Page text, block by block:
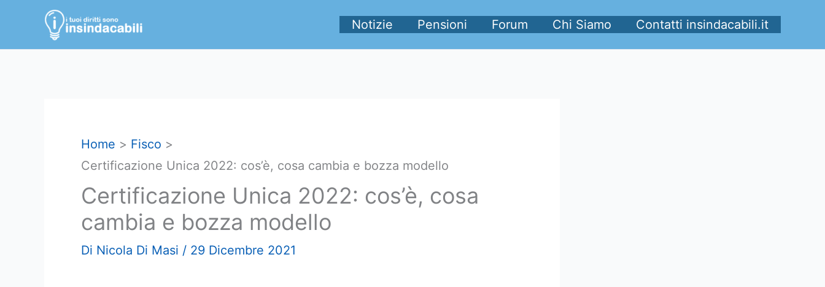
contenuto
Notizie Pensioni Forum Chi Siamo Contatti insindacabili.it
Home
Fisco
Certificazione Unica 2022: cos’è, cosa cambia e bozza modello
Certificazione Unica 2022: cos’è, cosa
cambia e bozza modello
Di Nicola Di Masi / 29 Dicembre 2021